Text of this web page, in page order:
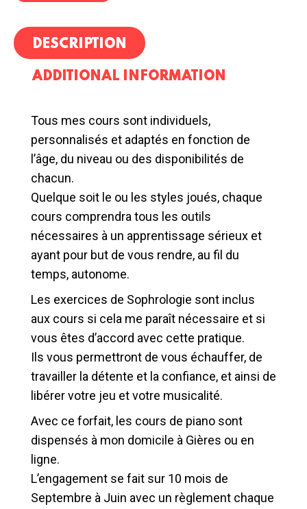
DESCRIPTION
ADDITIONAL INFORMATION
Tous mes cours sont individuels,
personnalisés et adaptés en fonction de
l’âge, du niveau ou des disponibilités de
chacun.
Quelque soit le ou les styles joués, chaque
cours comprendra tous les outils
nécessaires à un apprentissage sérieux et
ayant pour but de vous rendre, au fil du
temps, autonome.
Les exercices de Sophrologie sont inclus
aux cours si cela me paraît nécessaire et si
vous êtes d’accord avec cette pratique.
Ils vous permettront de vous échauffer, de
travailler la détente et la confiance, et ainsi de
libérer votre jeu et votre musicalité.
Avec ce forfait, les cours de piano sont
dispensés à mon domicile à Gières ou en
ligne.
L’engagement se fait sur 10 mois de
Septembre à Juin avec un règlement chaque